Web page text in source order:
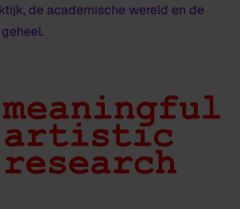
de academische wereld en de